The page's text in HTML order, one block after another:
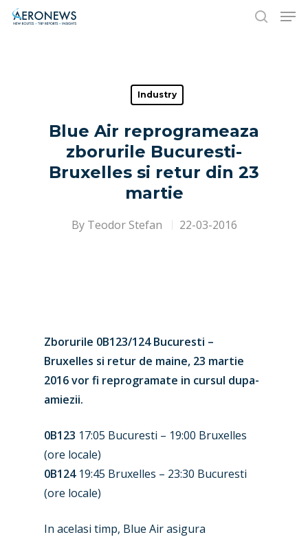
Hit enter to search or ESC to close
Industry
Blue Air reprogrameaza
zborurile Bucuresti-
Bruxelles si retur din 23
martie
By Teodor Stefan 22-03-2016
Zborurile 0B123/124 Bucuresti –
Bruxelles si retur de maine, 23 martie
2016 vor fi reprogramate in cursul dupa-
amiezii.
0B123 17:05 Bucuresti – 19:00 Bruxelles
(ore locale)
0B12419:45 Bruxelles – 23:30 Bucuresti
(ore locale)
In acelasi timp, Blue Air asiguraNew Routes